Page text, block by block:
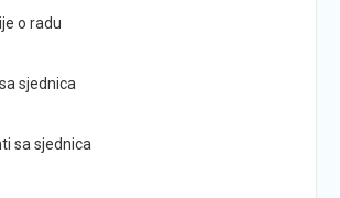
o radu
sjednica
sa sjednica